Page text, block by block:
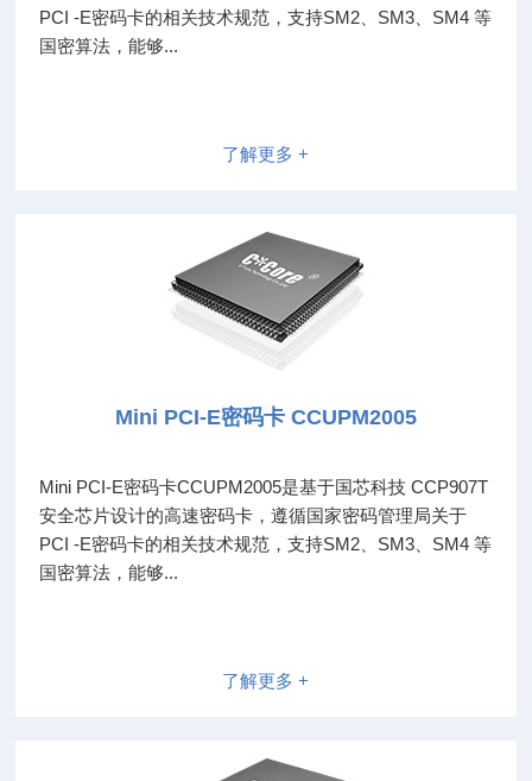
PCI -E密码卡的相关技术规范，支持SM2、SM3、SM4 等
国密算法，能够...
了解更多 +
Mini PCI-E密码卡 CCUPM2005
Mini PCI-E密码卡CCUPM2005是基于国芯科技 CCP907T
安全芯片设计的高速密码卡，遵循国家密码管理局关于
PCI -E密码卡的相关技术规范，支持SM2、SM3、SM4 等
国密算法，能够...
了解更多 +